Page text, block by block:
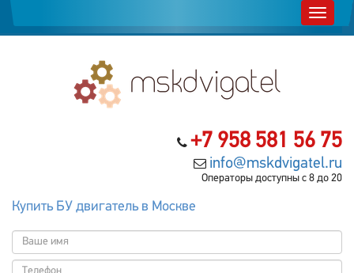
+7 958 581 56 75
info@mskdvigatel.ru
Операторы доступны с 8 до 20
Купить БУ двигатель в Москве